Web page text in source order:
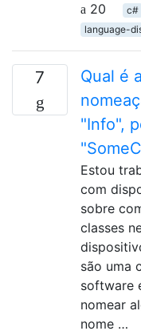
20
c#
language-
7
Qual é
"Info",
Estou
com
sobre
classes
são uma
software
nomear
nome …